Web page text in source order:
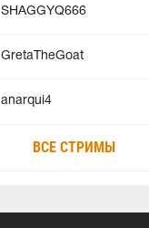
SHAGGYQ666
GretaTheGoat
anarqui4
ВСЕ СТРИМЫ